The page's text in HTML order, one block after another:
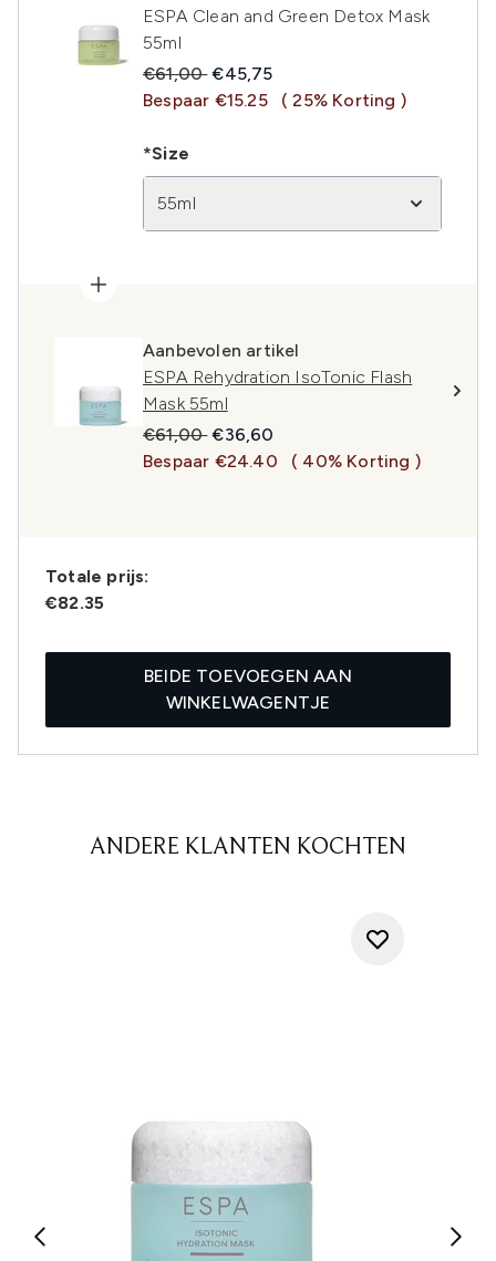
ESPA Clean and Green Detox Mask
55ml
Recommended Retail Price:
€61,00Huidige prijs:
€45,75
Bespaar €15.25
( 25% Korting )
*Size
55ml
Aanbevolen artikel
ESPA Rehydration IsoTonic Flash
Mask 55ml
Recommended Retail Price:
€61,00Huidige prijs:
€36,60
Bespaar €24.40
( 40% Korting )
Totale prijs:
€82.35
BEIDE TOEVOEGEN AAN
WINKELWAGENTJE
ANDERE KLANTEN KOCHTEN